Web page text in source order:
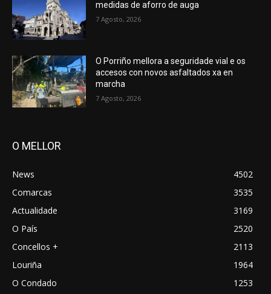
medidas de aforro de auga
7 Agosto, 2026
O Porriño mellora a seguridade vial e os
accesos con novos asfaltados xa en
marcha
7 Agosto, 2026
O MELLOR
News
4502
Comarcas
3535
Actualidade
3169
O País
2520
Concellos +
2113
Louriña
1964
O Condado
1253